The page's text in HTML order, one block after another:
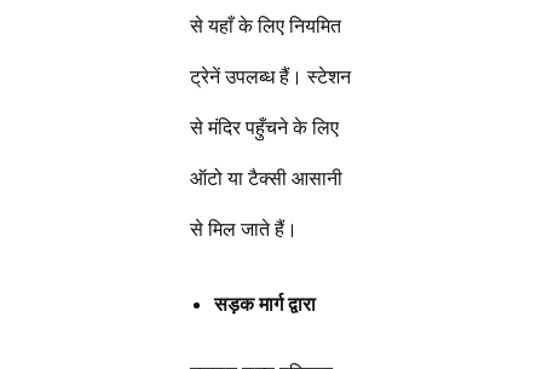
से यहाँ के लिए नियमित
ट्रेनें उपलब्ध हैं। स्टेशन
से मंदिर पहुँचने के लिए
ऑटो या टैक्सी आसानी
से मिल जाते हैं।
सड़क मार्ग द्वारा